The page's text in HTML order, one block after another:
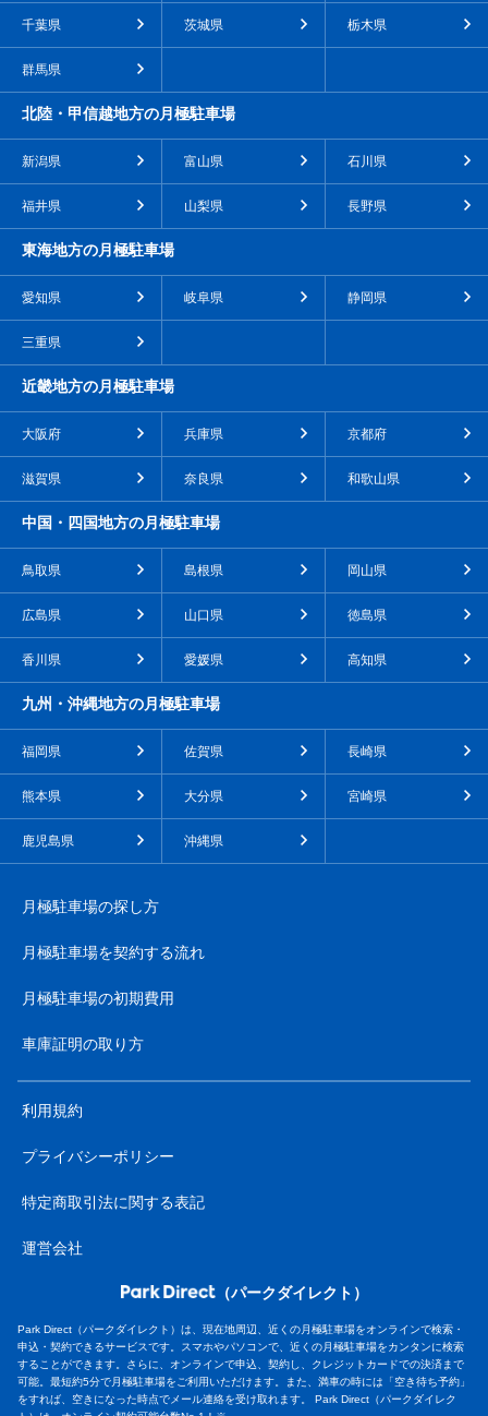
千葉県 茨城県 栃木県
群馬県
北陸・甲信越地方の月極駐車場
新潟県 富山県 石川県
福井県 山梨県 長野県
東海地方の月極駐車場
愛知県 岐阜県 静岡県
三重県
近畿地方の月極駐車場
大阪府 兵庫県 京都府
滋賀県 奈良県 和歌山県
中国・四国地方の月極駐車場
鳥取県 島根県 岡山県
広島県 山口県 徳島県
香川県 愛媛県 高知県
九州・沖縄地方の月極駐車場
福岡県 佐賀県 長崎県
熊本県 大分県 宮崎県
鹿児島県 沖縄県
月極駐車場の探し方
月極駐車場を契約する流れ
月極駐車場の初期費用
車庫証明の取り方
利用規約
プライバシーポリシー
特定商取引法に関する表記
運営会社
（パークダイレクト）
Park Direct（パークダイレクト）は、現在地周辺、近くの月極駐車場をオンラインで検索・
申込・契約できるサービスです。スマホやパソコンで、近くの月極駐車場をカンタンに検索
することができます。さらに、オンラインで申込、契約し、クレジットカードでの決済まで
可能。最短約5分で月極駐車場をご利用いただけます。また、満車の時には「空き待ち予約」
をすれば、空きになった時点でメール連絡を受け取れます。 Park Direct（パークダイレク